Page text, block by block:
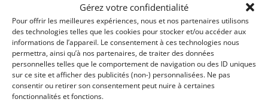
Gérez votre confidentialité
Pour offrir les meilleures expériences, nous et nos partenaires utilisons
des technologies telles que les cookies pour stocker et/ou accéder aux
informations de l’appareil. Le consentement à ces technologies nous
permettra, ainsi qu’à nos partenaires, de traiter des données
personnelles telles que le comportement de navigation ou des ID uniques
sur ce site et afficher des publicités (non-) personnalisées. Ne pas
consentir ou retirer son consentement peut nuire à certaines
fonctionnalités et fonctions.
technique
international
(PTH)
F-7243
Voir les 21 annonces de